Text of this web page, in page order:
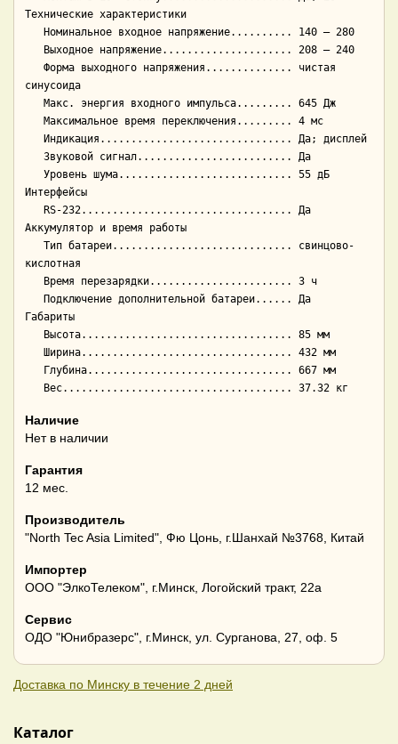
Технические характеристики
синусоида
Интерфейсы
Аккумулятор и время работы
кислотная
Габариты
Наличие
Нет в наличии
Гарантия
12 мес.
Производитель
"North Tec Asia Limited", Фю Цонь, г.Шанхай №3768, Китай
Импортер
ООО "ЭлкоТелеком", г.Минск, Логойский тракт, 22а
Сервис
ОДО "Юнибразерс", г.Минск, ул. Сурганова, 27, оф. 5
Доставка по Минску в течение 2 дней
Каталог